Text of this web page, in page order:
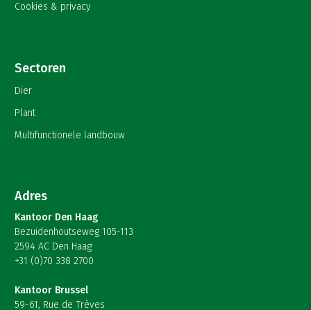
Cookies & privacy
Sectoren
Dier
Plant
Multifunctionele landbouw
Adres
Kantoor Den Haag
Bezuidenhoutseweg 105-113
2594 AC Den Haag
+31 (0)70 338 2700
Kantoor Brussel
59-61, Rue de Trèves